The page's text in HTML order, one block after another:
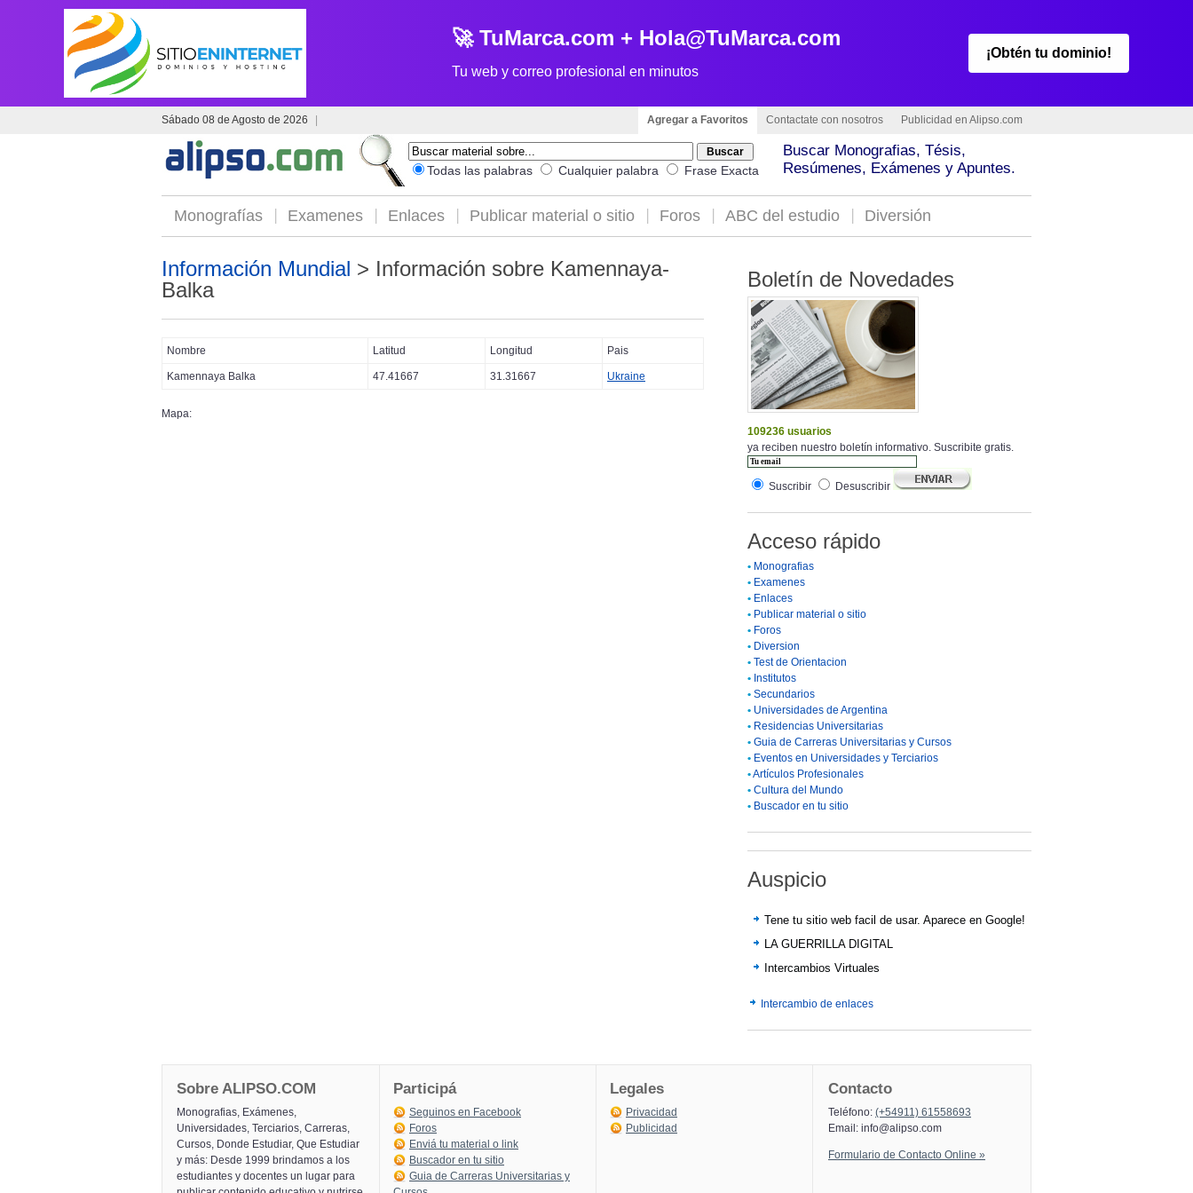
🚀 TuMarca.com + Hola@TuMarca.com
Tu web y correo profesional en minutos
¡Obtén tu dominio!
Sábado 08 de Agosto de 2026 Agregar a Favoritos Contactate con nosotros Publicidad en Alipso.com
Todas las palabras Cualquier palabra Frase Exacta
Buscar Monografias, Tésis,
Resúmenes, Exámenes y Apuntes.
Monografías Examenes Enlaces Publicar material o sitio Foros ABC del estudio Diversión
Información Mundial > Información sobre Kamennaya-
Balka
Nombre Latitud Longitud Pais
Kamennaya Balka 47.41667 31.31667 Ukraine
Mapa:
Boletín de Novedades
109236 usuarios
ya reciben nuestro boletín informativo. Suscribite gratis.
Suscribir Desuscribir
Acceso rápido
• Monografias
• Examenes
• Enlaces
• Publicar material o sitio
• Foros
• Diversion
• Test de Orientacion
• Institutos
• Secundarios
• Universidades de Argentina
• Residencias Universitarias
• Guia de Carreras Universitarias y Cursos
• Eventos en Universidades y Terciarios
•Artículos Profesionales
• Cultura del Mundo
• Buscador en tu sitio
Auspicio
Tene tu sitio web facil de usar. Aparece en Google!
LA GUERRILLA DIGITAL
Intercambios Virtuales
Intercambio de enlaces
Sobre ALIPSO.COM
Monografias, Exámenes,
Universidades, Terciarios, Carreras,
Cursos, Donde Estudiar, Que Estudiar
y más: Desde 1999 brindamos a los
estudiantes y docentes un lugar para
Participá
Seguinos en Facebook
Foros
Enviá tu material o link
Buscador en tu sitio
Guia de Carreras Universitarias y
Legales
Privacidad
Publicidad
Contacto
Teléfono: (+54911) 61558693
Email: info@alipso.com
Formulario de Contacto Online »